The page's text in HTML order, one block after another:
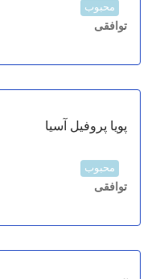
محبوب
توافقی
پویا پروفیل آسیا
محبوب
توافقی